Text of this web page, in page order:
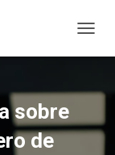
sobre
de